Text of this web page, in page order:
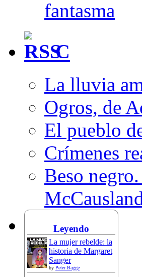
fantasma
C
La lluvia
Ogros, de
El pueblo
Crímenes
Beso
Leyendo
La mujer rebelde: la
historia de Margaret
Sanger
by Peter Bagge